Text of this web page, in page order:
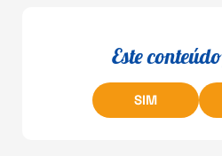
Este
SIM